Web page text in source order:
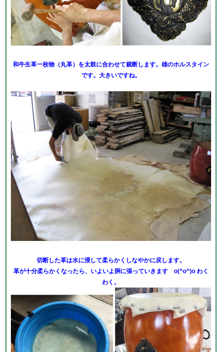
和牛生革一枚物（丸革）を太鼓に合わせて裁断します。雄のホルスタイン
です。大きいですね。
切断した革は水に浸して柔らかくしなやかに戻します。
革が十分柔らかくなったら、いよいよ胴に張っていきます o(^o^)o わく
わく。